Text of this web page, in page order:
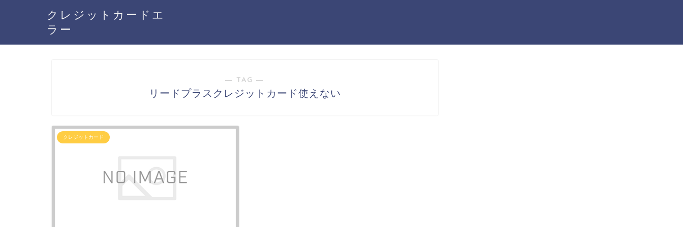
クレジットカードエ
ラー
― TAG ―
リードプラスクレジットカード使えない
クレジットカード